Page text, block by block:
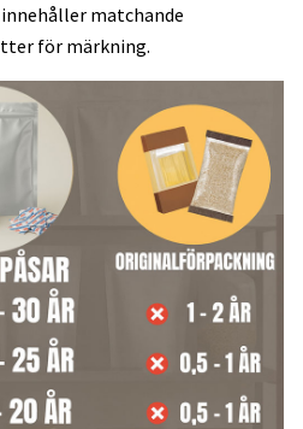
matchande
för märkning.